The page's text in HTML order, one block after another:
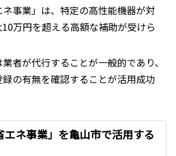
事業」は、特定の高性能機器が対
万円を超える高額な補助が受けら
者が代行することが一般的であり、
の有無を確認することが活用成功
エネ事業」を亀山市で活用する